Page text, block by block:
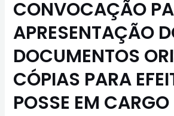
CONVOCAÇÃO
APRESENTAÇÃO
DOCUMENTOS
CÓPIAS PARA
POSSE EM